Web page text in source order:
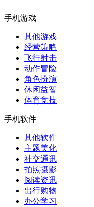
手机游戏
其他游戏
经营策略
飞行射击
动作冒险
角色扮演
休闲益智
体育竞技
手机软件
其他软件
主题美化
社交通讯
拍照摄影
阅读资讯
出行购物
办公学习